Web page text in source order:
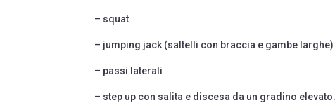
– squat
– jumping jack (saltelli con braccia e gambe larghe)
– passi laterali
– step up con salita e discesa da un gradino elevato.